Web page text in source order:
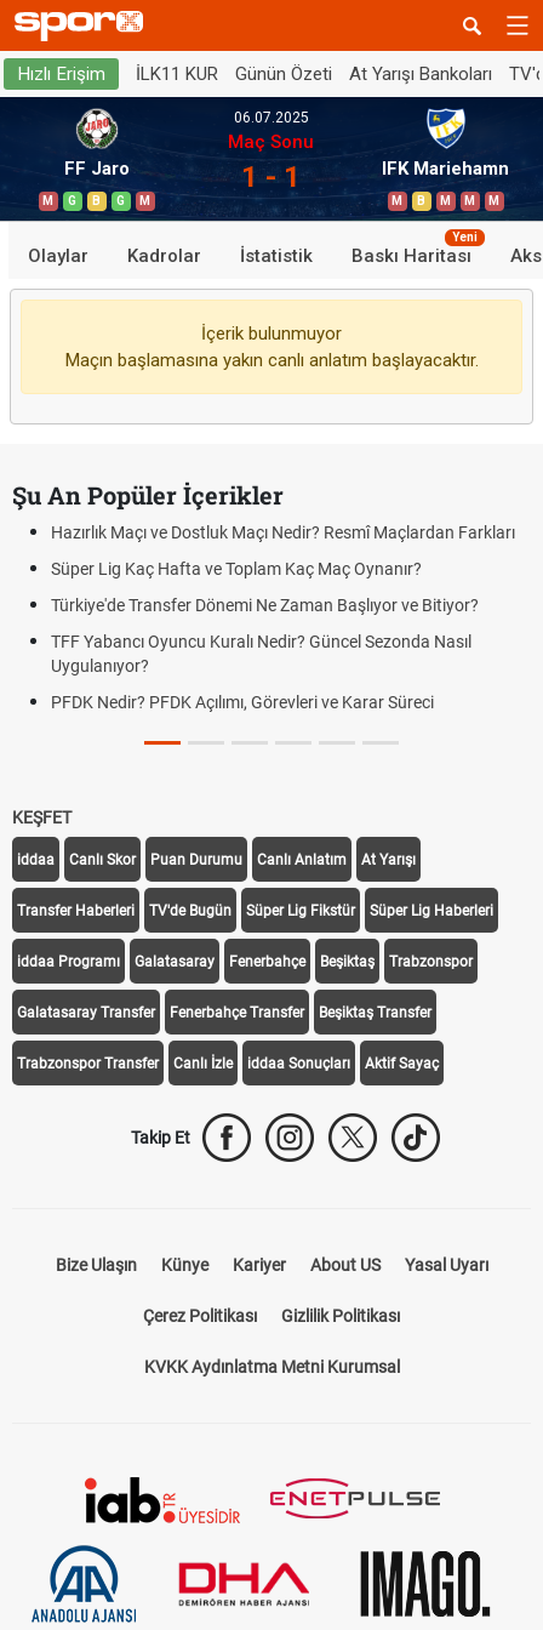
Hızlı Erişim İLK11 KUR Günün Özeti At Yarışı Bankoları
FF Jaro
M G B G M
06.07.2025
Maç Sonu
1 - 1 IFK Mariehamn
M B M M M
Olaylar Kadrolar İstatistik Baskı Haritası
Yeni
İçerik bulunmuyor
Maçın başlamasına yakın canlı anlatım başlayacaktır.
Şu An Popüler İçerikler
Hazırlık Maçı ve Dostluk Maçı Nedir? Resmî Maçlardan Farkları
Süper Lig Kaç Hafta ve Toplam Kaç Maç Oynanır?
Türkiye'de Transfer Dönemi Ne Zaman Başlıyor ve Bitiyor?
TFF Yabancı Oyuncu Kuralı Nedir? Güncel Sezonda Nasıl
Uygulanıyor?
PFDK Nedir? PFDK Açılımı, Görevleri ve Karar Süreci
KEŞFET
iddaa Canlı Skor Puan Durumu Canlı Anlatım At Yarışı
Transfer Haberleri TV'de Bugün Süper Lig Fikstür Süper Lig Haberleri
iddaa Programı Galatasaray Fenerbahçe Beşiktaş Trabzonspor
Galatasaray Transfer Fenerbahçe Transfer Beşiktaş Transfer
Trabzonspor Transfer Canlı İzle iddaa Sonuçları Aktif Sayaç
Takip Et
Bize Ulaşın Künye Kariyer About US Yasal Uyarı
Çerez Politikası Gizlilik Politikası
KVKK Aydınlatma Metni Kurumsal